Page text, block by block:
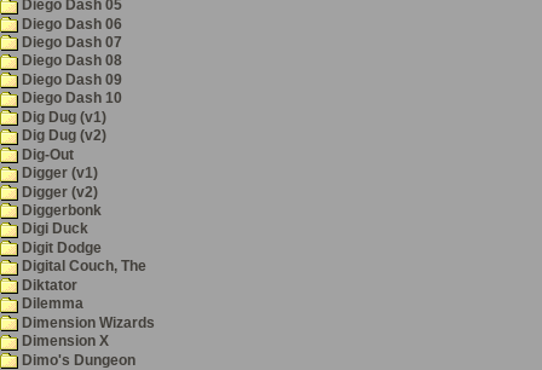
Diego Dash 05
Diego Dash 06
Diego Dash 07
Diego Dash 08
Diego Dash 09
Diego Dash 10
Dig Dug (v1)
Dig Dug (v2)
Dig-Out
Digger (v1)
Digger (v2)
Diggerbonk
Digi Duck
Digit Dodge
Digital Couch, The
Diktator
Dilemma
Dimension Wizards
Dimension X
Dimo's Dungeon